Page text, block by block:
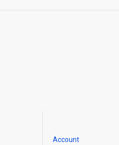
Account